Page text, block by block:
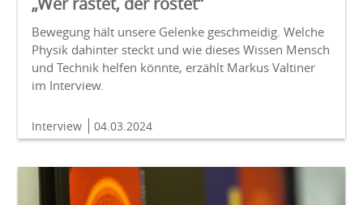
Bewegung hält unsere Gelenke geschmeidig. Welche
Physik dahinter steckt und wie dieses Wissen Mensch
und Technik helfen könnte, erzählt Markus Valtiner
im Interview.
Interview 04.03.2024